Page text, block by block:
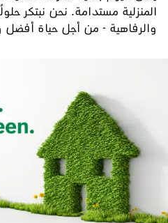
المنزلية مستدامة. نحن نبتكر
والرفاهية - من أجل حياة أفضل